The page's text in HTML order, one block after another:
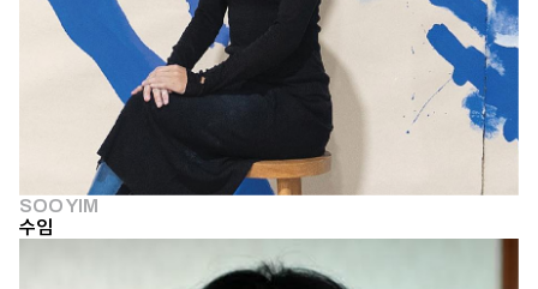
SOO YIM
수임